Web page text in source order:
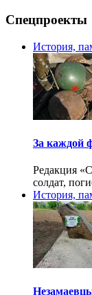
Спецпроекты
История,
За каждой
Редакция
солдат,
История,